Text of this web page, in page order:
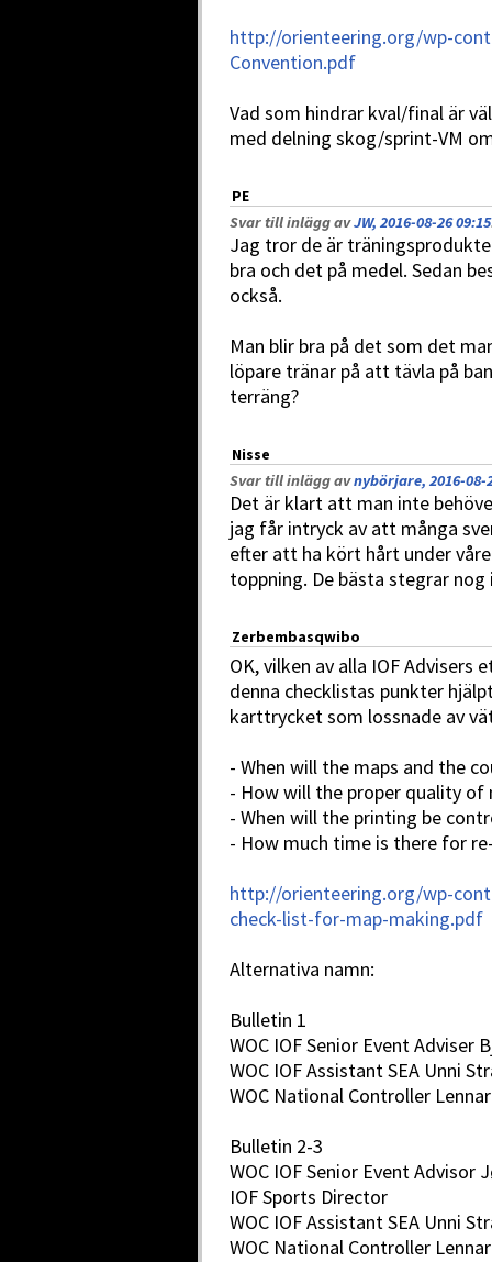
http://orienteering.org/wp-
Convention.pdf
Vad som hindrar kval/final är
med delning skog/sprint-VM
PE
Svar till inlägg avJW, 2016-08-26 09:15
Jag tror de är
bra och det på medel. Sedan
också.
Man blir bra på det som det
löpare tränar på att tävla på
terräng?
Nisse
Svar till inlägg avnybörjare, 2016-08-
Det är klart att man inte
jag får intryck av att många
efter att ha kört hårt under
toppning. De bästa stegrar
Zerbembasqwibo
OK, vilken av alla IOF Advisers
denna checklistas punkter
karttrycket som lossnade av
- When will the maps and the
- How will the proper quality of
- When will the printing be
- How much time is there for
http://orienteering.org/wp-
check-list-for-map-making.pdf
Alternativa namn:
Bulletin 1
WOC IOF Senior Event Adviser
WOC IOF Assistant SEA Unni
WOC National Controller
Bulletin 2-3
WOC IOF Senior Event Advisor
IOF Sports Director
WOC IOF Assistant SEA Unni
WOC National Controller